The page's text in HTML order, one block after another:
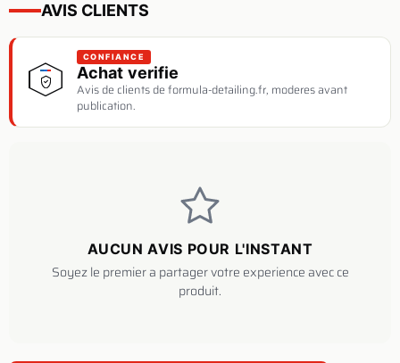
AVIS CLIENTS
CONFIANCE
Achat verifie
Avis de clients de formula-detailing.fr, moderes avant
publication.
AUCUN AVIS POUR L'INSTANT
Soyez le premier a partager votre experience avec ce
produit.